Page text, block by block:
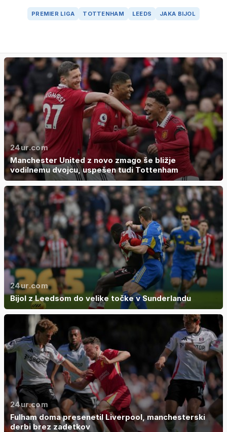
PREMIER LIGA TOTTENHAM LEEDS JAKA BIJOL
24ur.com
Manchester United z novo zmago še bližje
vodilnemu dvojcu, uspešen tudi Tottenham
24ur.com
Bijol z Leedsom do velike točke v Sunderlandu
24ur.com
Fulham doma presenetil Liverpool, manchesterski
derbi brez zadetkov